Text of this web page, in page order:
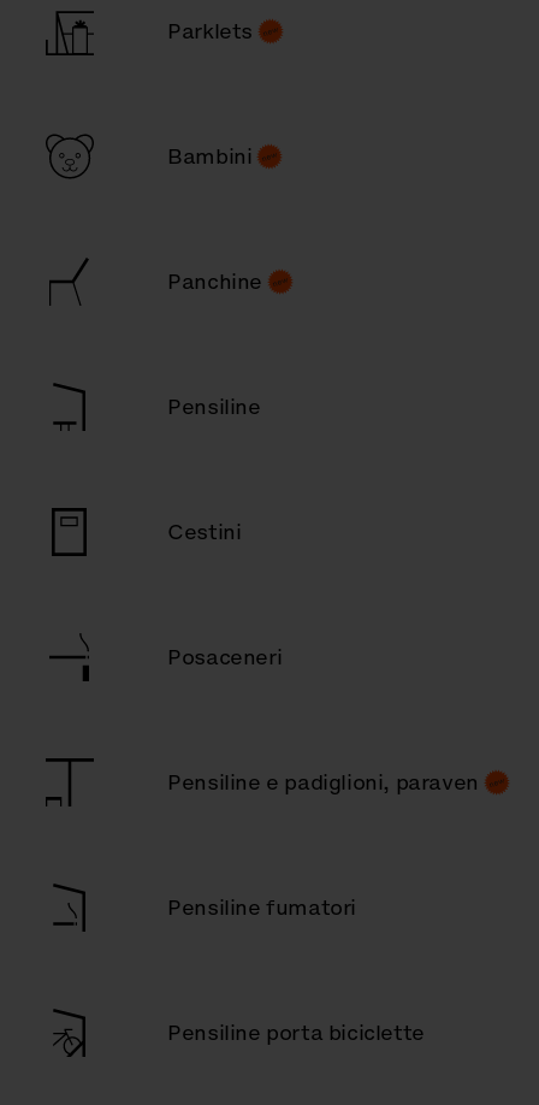
Parklets
Bambini
Panchine
Pensiline
Cestini
Posaceneri
Pensiline e padiglioni, paraven
Pensiline fumatori
Pensiline porta biciclette